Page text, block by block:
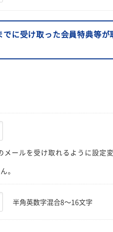
に受け取った会員特典等が
ールを受け取れるように設定
。
半角英数字混合8〜16文字